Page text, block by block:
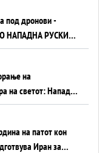
под дронови -
НАПАДНА РУСКИОТ
на
на светот: Нападот
енергетски
на патот кон
Иран за